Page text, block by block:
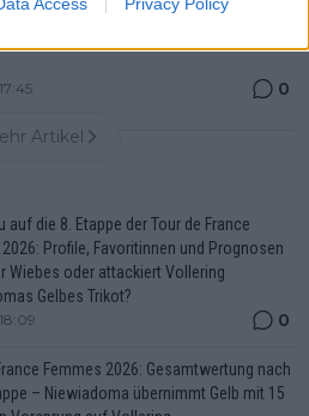
– Kampf um den Gesamtsieg könnte auf
0
Artikel
auf die 8. Etappe der Tour de France
2026: Profile, Favoritinnen und Prognosen
Wiebes oder attackiert Vollering
Gelbes Trikot?
0
Femmes 2026: Gesamtwertung nach
– Niewiadoma übernimmt Gelb mit 15